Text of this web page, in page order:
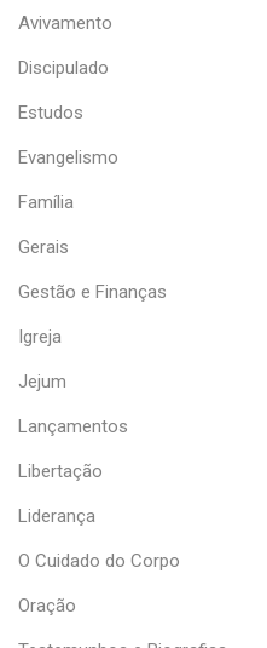
Avivamento
Discipulado
Estudos
Evangelismo
Família
Gerais
Gestão e Finanças
Igreja
Jejum
Lançamentos
Libertação
Liderança
O Cuidado do Corpo
Oração